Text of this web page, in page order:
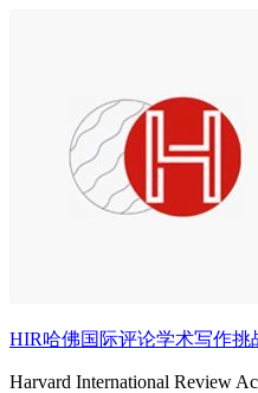
HIR哈佛国际评论学术写作挑
Harvard International Review